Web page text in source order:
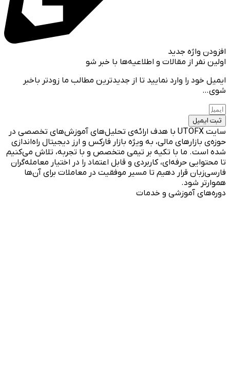
افزودن واژه جدید
اولین نفر از مقالات و اطلاعیه‌ها با خبر شو
ایمیل خود را وارد نمایید تا از جدیدترین مطالب ما زودتر باخبر
شوی…
ثبت ایمیل
سایت UTOFX با هدف ارائه‌ی تحلیل‌های آموزش‌های تخصصی در
حوزه‌ی بازارهای مالی، به ویژه بازار فارکس و ارز دیجیتال راه‌اندازی
شده است. ما با تکیه بر تیمی متخصص و با تجربه، تلاش می‌کنیم
تا محتوایی حرفه‌ای، کاربردی و قابل اعتماد را در اختیار معامله‌گران
فارسی‌زبان قرار دهیم تا مسیر موفقیت در معاملات برای آن‌ها
هموارتر شود.
دوره‌های آموزشی و خدمات